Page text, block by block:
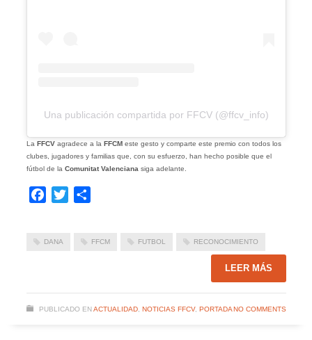
Una publicación compartida por FFCV (@ffcv_info)
La FFCVagradece a la FFCMeste gesto y comparte este premio con todos los
clubes, jugadores y familias que, con su esfuerzo, han hecho posible que el
fútbol de la Comunitat Valenciana siga adelante.
Facebook
Twitter
DANA FFCM FUTBOL RECONOCIMIENTO
LEER MÁS
PUBLICADO EN ACTUALIDAD, NOTICIAS FFCV, PORTADANO COMMENTS